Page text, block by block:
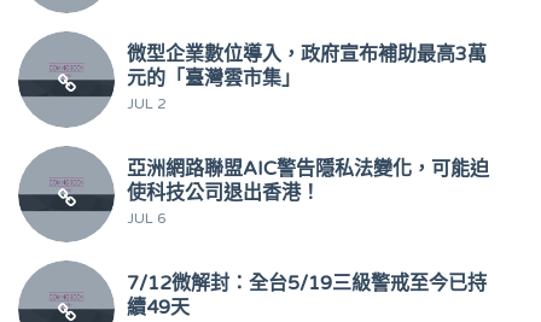
微型企業數位導入，政府宣布補助最高3萬
元的「臺灣雲市集」
JUL 2
亞洲網路聯盟AIC警告隱私法變化，可能迫
使科技公司退出香港！
JUL 6
7/12微解封：全台5/19三級警戒至今已持
續49天